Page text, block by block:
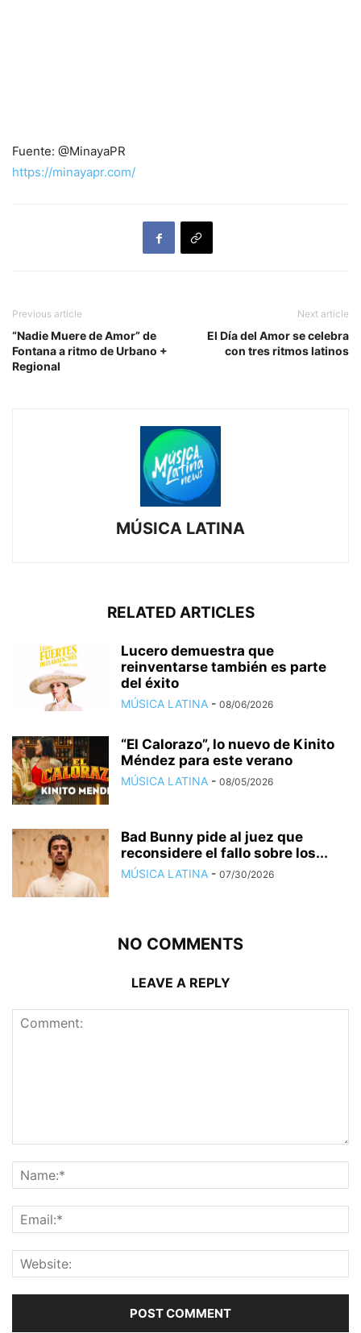
Fuente: @MinayaPR
https://minayapr.com/
Previous article
“Nadie Muere de Amor” de
Fontana a ritmo de Urbano +
Regional
Next article
El Día del Amor se celebra
con tres ritmos latinos
MÚSICA LATINA
RELATED ARTICLES
Lucero demuestra que
reinventarse también es parte
del éxito
MÚSICA LATINA - 08/06/2026
“El Calorazo”, lo nuevo de Kinito
Méndez para este verano
MÚSICA LATINA - 08/05/2026
Bad Bunny pide al juez que
reconsidere el fallo sobre los...
MÚSICA LATINA - 07/30/2026
NO COMMENTS
LEAVE A REPLY